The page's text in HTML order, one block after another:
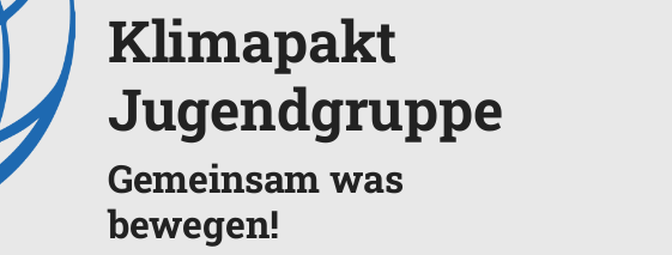
Klimapakt
Jugendgruppe
Gemeinsam was
bewegen!